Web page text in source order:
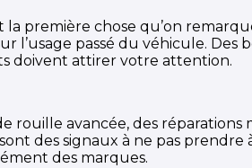
la première chose qu’on
l’usage passé du véhicule.
doivent attirer votre attention.
rouille avancée, des
des signaux à ne pas
des marques.